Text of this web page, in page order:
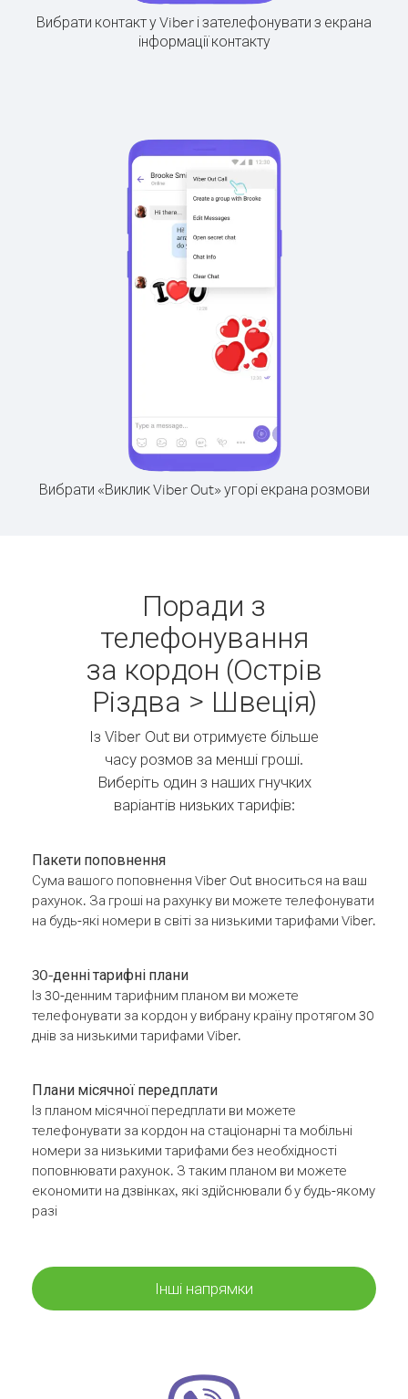
Вибрати контакт у Viber і зателефонувати з екрана
інформації контакту
Вибрати «Виклик Viber Out» угорі екрана розмови
Поради з
телефонування
за кордон (Острів
Різдва > Швеція)
Із Viber Out ви отримуєте більше
часу розмов за менші гроші.
Виберіть один з наших гнучких
варіантів низьких тарифів:
Пакети поповнення
Сума вашого поповнення Viber Out вноситься на ваш
рахунок. За гроші на рахунку ви можете телефонувати
на будь-які номери в світі за низькими тарифами Viber.
30-денні тарифні плани
Із 30-денним тарифним планом ви можете
телефонувати за кордон у вибрану країну протягом 30
днів за низькими тарифами Viber.
Плани місячної передплати
Із планом місячної передплати ви можете
телефонувати за кордон на стаціонарні та мобільні
номери за низькими тарифами без необхідності
поповнювати рахунок. З таким планом ви можете
економити на дзвінках, які здійснювали б у будь-якому
разі
Інші напрямки